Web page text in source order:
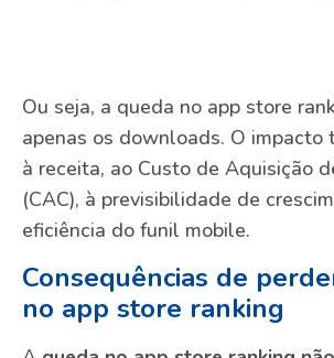
Ou seja, a queda no app store
apenas os downloads. O impacto
à receita, ao Custo de Aquisição
(CAC), à previsibilidade de
eficiência do funil mobile.
Consequências de
no app store ranking